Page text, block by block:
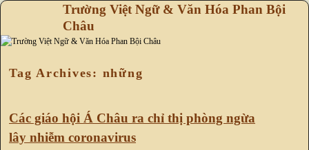
Trường Việt Ngữ & Văn Hóa Phan Bội
Châu
Tag Archives: những
Các giáo hội Á Châu ra chỉ thị phòng ngừa
lây nhiễm coronavirus